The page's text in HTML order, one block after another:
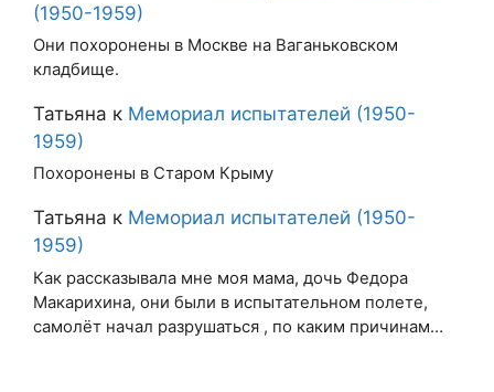
(1950-1959)
Они похоронены в Москве на Ваганьковском
кладбище.
Татьяна к Мемориал испытателей (1950-
1959)
Похоронены в Старом Крыму
Татьяна к Мемориал испытателей (1950-
1959)
Как рассказывала мне моя мама, дочь Федора
Макарихина, они были в испытательном полете,
самолёт начал разрушаться , по каким причинам…